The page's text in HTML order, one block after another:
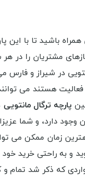
همراه باشید تا با
مشتریان را در
در شیراز و فارس
هستند می
پارچه ترگال
وجود دارد، و شما
زمان ممکن می
و به راحتی
که ذکر شد تمام